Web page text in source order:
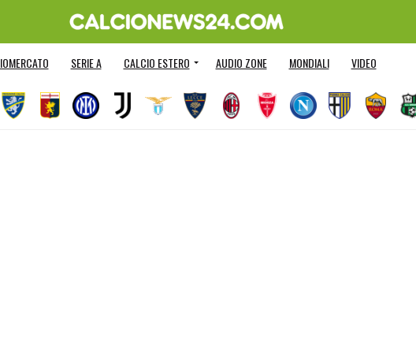
SERIE A CALCIO ESTERO AUDIO ZONE MONDIALI VIDEO